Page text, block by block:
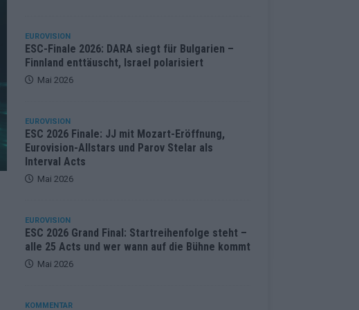
EUROVISION
ESC-Finale 2026: DARA siegt für Bulgarien –
Finnland enttäuscht, Israel polarisiert
Mai 2026
EUROVISION
ESC 2026 Finale: JJ mit Mozart-Eröffnung,
Eurovision-Allstars und Parov Stelar als
Interval Acts
Mai 2026
EUROVISION
ESC 2026 Grand Final: Startreihenfolge steht –
alle 25 Acts und wer wann auf die Bühne kommt
Mai 2026
KOMMENTAR